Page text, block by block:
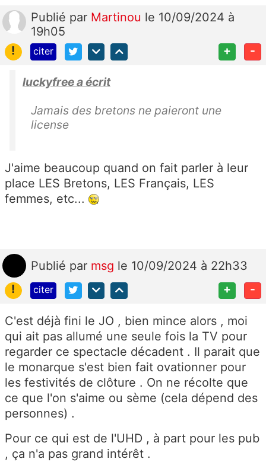
Publié par Martinou le 10/09/2024 à
19h05
!
citer + -
luckyfree a écrit
Jamais des bretons ne paieront une
license
J'aime beaucoup quand on fait parler à leur
place LES Bretons, LES Français, LES
femmes, etc...
Publié par msg le 10/09/2024 à 22h33
!
citer + -
C'est déjà fini le JO , bien mince alors , moi
qui ait pas allumé une seule fois la TV pour
regarder ce spectacle décadent . Il parait que
le monarque s'est bien fait ovationner pour
les festivités de clôture . On ne récolte que
ce que l'on s'aime ou sème (cela dépend des
personnes) .
Pour ce qui est de l'UHD , à part pour les pub
, ça n'a pas grand intérêt .